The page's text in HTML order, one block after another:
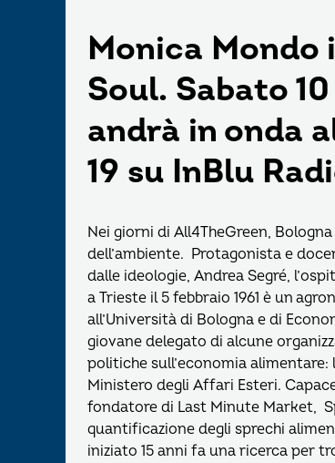
Monica Mondo
Soul. Sabato
andrà in onda
19 su InBlu
Nei giorni di All4TheGreen,
dell’ambiente. Protagonista e
dalle ideologie, Andrea Segré,
a Trieste il 5 febbraio 1961 è un
all’Università di Bologna e di
giovane delegato di alcune
politiche sull’economia alimentare:
Ministero degli Affari Esteri.
fondatore di Last Minute Market,
quantificazione degli sprechi
iniziato 15 anni fa una ricerca per